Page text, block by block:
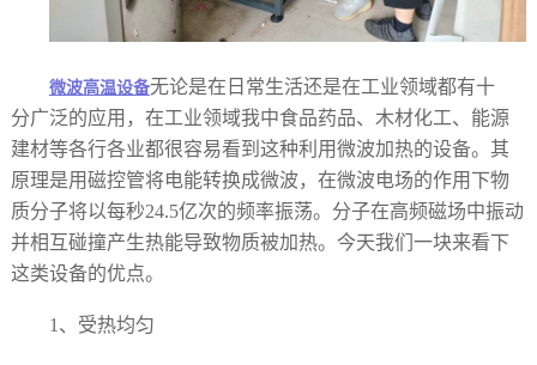
微波高温设备无论是在日常生活还是在工业领域都有十
分‍广泛的应用，在工业领域我中食品药品、木材化工、能源
建材等各行各业都很容易看到这种利用微波加热的设备。其
原理是用磁控管将电能转换成微波，在微波电场的作用下物
质分子将以每秒24.5亿次的频率振荡。分子在高频磁场中振动
并相互碰撞产生热能导致物质被加热。今天我们一块来看下
这类设备的优点。
1、受热均匀